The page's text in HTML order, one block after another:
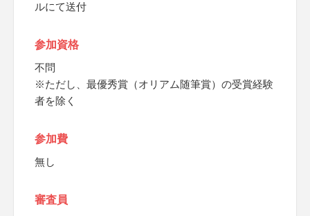
ルにて送付
参加資格
不問
※ただし、最優秀賞（オリアム随筆賞）の受賞経験
者を除く
参加費
無し
審査員